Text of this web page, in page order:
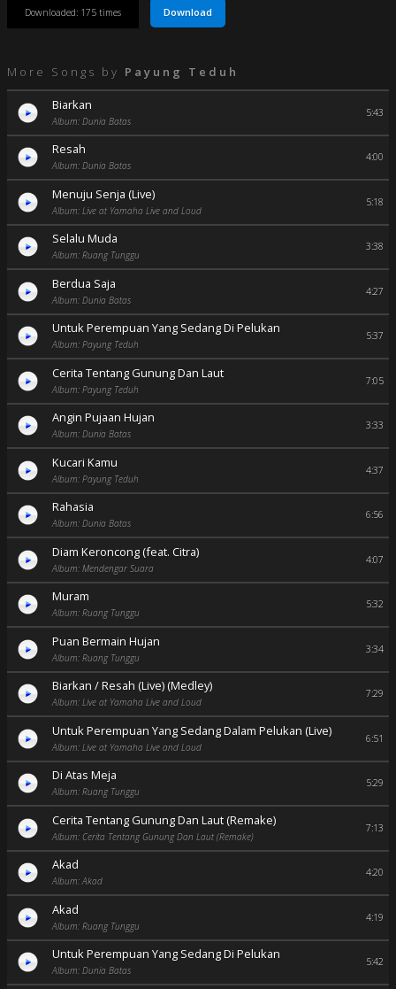
Downloaded: 175 times Download
More Songs by Payung Teduh
Biarkan
Album: Dunia Batas
5:43
Resah
Album: Dunia Batas
4:00
Menuju Senja (Live)
Album: Live at Yamaha Live and Loud
5:18
Selalu Muda
Album: Ruang Tunggu
3:38
Berdua Saja
Album: Dunia Batas
4:27
Untuk Perempuan Yang Sedang Di Pelukan
Album: Payung Teduh
5:37
Cerita Tentang Gunung Dan Laut
Album: Payung Teduh
7:05
Angin Pujaan Hujan
Album: Dunia Batas
3:33
Kucari Kamu
Album: Payung Teduh
4:37
Rahasia
Album: Dunia Batas
6:56
Diam Keroncong (feat. Citra)
Album: Mendengar Suara
4:07
Muram
Album: Ruang Tunggu
5:32
Puan Bermain Hujan
Album: Ruang Tunggu
3:34
Biarkan / Resah (Live) (Medley)
Album: Live at Yamaha Live and Loud
7:29
Untuk Perempuan Yang Sedang Dalam Pelukan (Live)
Album: Live at Yamaha Live and Loud
6:51
Di Atas Meja
Album: Ruang Tunggu
5:29
Cerita Tentang Gunung Dan Laut (Remake)
Album: Cerita Tentang Gunung Dan Laut (Remake)
7:13
Akad
Album: Akad
4:20
Akad
Album: Ruang Tunggu
4:19
Untuk Perempuan Yang Sedang Di Pelukan
Album: Dunia Batas
5:42